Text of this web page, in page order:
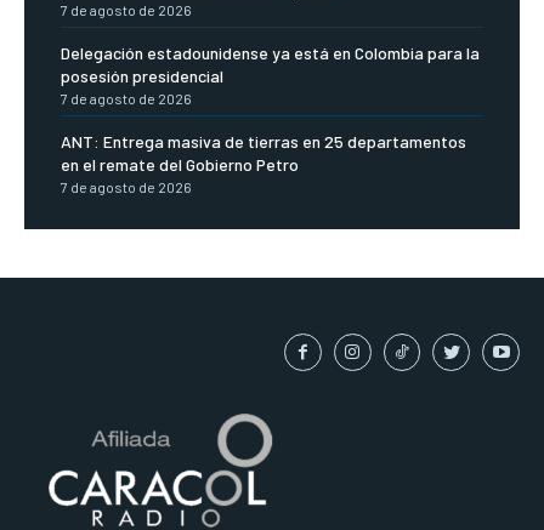
7 de agosto de 2026
Delegación estadounidense ya está en Colombia para la
posesión presidencial
7 de agosto de 2026
ANT: Entrega masiva de tierras en 25 departamentos
en el remate del Gobierno Petro
7 de agosto de 2026